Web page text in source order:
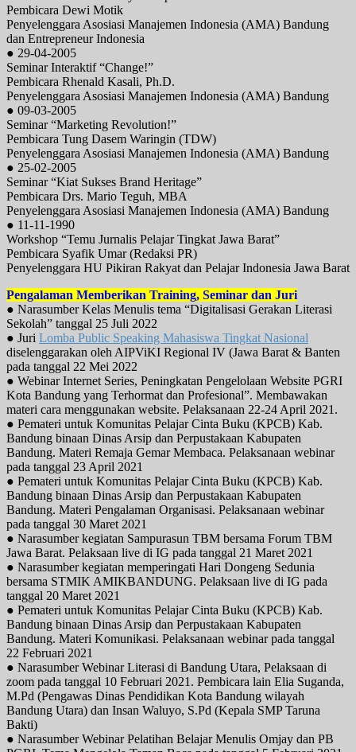
Pembicara Dewi Motik
Penyelenggara Asosiasi Manajemen Indonesia (AMA) Bandung
dan Entrepreneur Indonesia
● 29-04-2005
Seminar Interaktif “Change!”
Pembicara Rhenald Kasali, Ph.D.
Penyelenggara Asosiasi Manajemen Indonesia (AMA) Bandung
● 09-03-2005
Seminar “Marketing Revolution!”
Pembicara Tung Dasem Waringin (TDW)
Penyelenggara Asosiasi Manajemen Indonesia (AMA) Bandung
● 25-02-2005
Seminar “Kiat Sukses Brand Heritage”
Pembicara Drs. Mario Teguh, MBA
Penyelenggara Asosiasi Manajemen Indonesia (AMA) Bandung
● 11-11-1990
Workshop “Temu Jurnalis Pelajar Tingkat Jawa Barat”
Pembicara Syafik Umar (Redaksi PR)
Penyelenggara HU Pikiran Rakyat dan Pelajar Indonesia Jawa Barat
Pengalaman Memberikan Training, Seminar dan Juri
● Narasumber Kelas Menulis tema “Digitalisasi Gerakan Literasi
Sekolah” tanggal 25 Juli 2022
● Juri Lomba Public Speaking Mahasiswa Tingkat Nasional
diselenggarakan oleh AIPViKI Regional IV (Jawa Barat & Banten
pada tanggal 22 Mei 2022
● Webinar Internet Series, Peningkatan Pengelolaan Website PGRI
Kota Bandung yang Terhormat dan Profesional”. Membawakan
materi cara menggunakan website. Pelaksanaan 22-24 April 2021.
● Pemateri untuk Komunitas Pelajar Cinta Buku (KPCB) Kab.
Bandung binaan Dinas Arsip dan Perpustakaan Kabupaten
Bandung. Materi Remaja Gemar Membaca. Pelaksanaan webinar
pada tanggal 23 April 2021
● Pemateri untuk Komunitas Pelajar Cinta Buku (KPCB) Kab.
Bandung binaan Dinas Arsip dan Perpustakaan Kabupaten
Bandung. Materi Pengalaman Organisasi. Pelaksanaan webinar
pada tanggal 30 Maret 2021
● Narasumber kegiatan Sampurasun TBM bersama Forum TBM
Jawa Barat. Pelaksaan live di IG pada tanggal 21 Maret 2021
● Narasumber kegiatan memperingati Hari Dongeng Sedunia
bersama STMIK AMIKBANDUNG. Pelaksaan live di IG pada
tanggal 20 Maret 2021
● Pemateri untuk Komunitas Pelajar Cinta Buku (KPCB) Kab.
Bandung binaan Dinas Arsip dan Perpustakaan Kabupaten
Bandung. Materi Komunikasi. Pelaksanaan webinar pada tanggal
22 Februari 2021
● Narasumber Webinar Literasi di Bandung Utara, Pelaksaan di
zoom pada tanggal 10 Februari 2021. Pembicara lain Elia Suganda,
M.Pd (Pengawas Dinas Pendidikan Kota Bandung wilayah
Bandung Utara) dan Insan Waluyo, S.Pd (Kepala SMP Taruna
Bakti)
● Narasumber Webinar Pelatihan Belajar Menulis Omjay dan PB